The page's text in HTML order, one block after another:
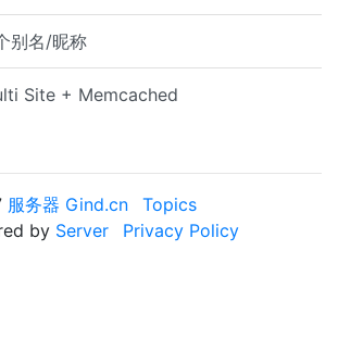
别名/昵称
Site + Memcached
服务器 Gind.cn
Topics
by Server Privacy Policy